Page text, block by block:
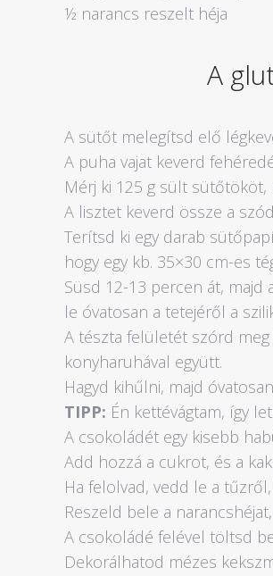
½ narancs reszelt héja
A
A sütőt melegítsd elő
A puha vajat keverd
Mérj ki 125 g sült sütőtököt,
A lisztet keverd össze a
Terítsd ki egy darab
hogy egy kb. 35×30 cm-es
Süsd 12-13 percen át,
le óvatosan a tetejéről a
A tészta felületét szórd
konyharuhával együtt.
Hagyd kihűlni, majd
TIPP: Én kettévágtam, így
A csokoládét egy kisebb
Add hozzá a cukrot, és a
Ha felolvad, vedd le a
Reszeld bele a
A csokoládé felével töltsd
Dekorálhatod mézes